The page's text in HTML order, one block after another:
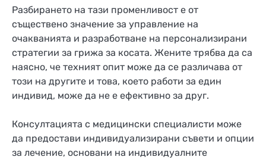
Разбирането на тази променливост е от
съществено значение за управление на
очакванията и разработване на персонализирани
стратегии за грижа за косата. Жените трябва да са
наясно, че техният опит може да се различава от
този на другите и това, което работи за един
индивид, може да не е ефективно за друг.
Консултацията с медицински специалисти може
да предостави индивидуализирани съвети и опции
за лечение, основани на индивидуалните